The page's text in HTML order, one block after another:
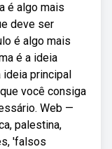
é algo mais
deve ser
é algo mais
é a ideia
ideia principal
você consiga
Web —
palestina,
'falsos